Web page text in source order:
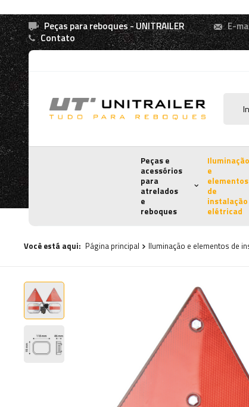
Peças para reboques - UNITRAILER E-
Contato
Peças e
acessórios
para
atrelados
e
reboques
Iluminação
e
elementos
de
instalação
elétricad
Você está aqui: Página principal Iluminação e elementos de